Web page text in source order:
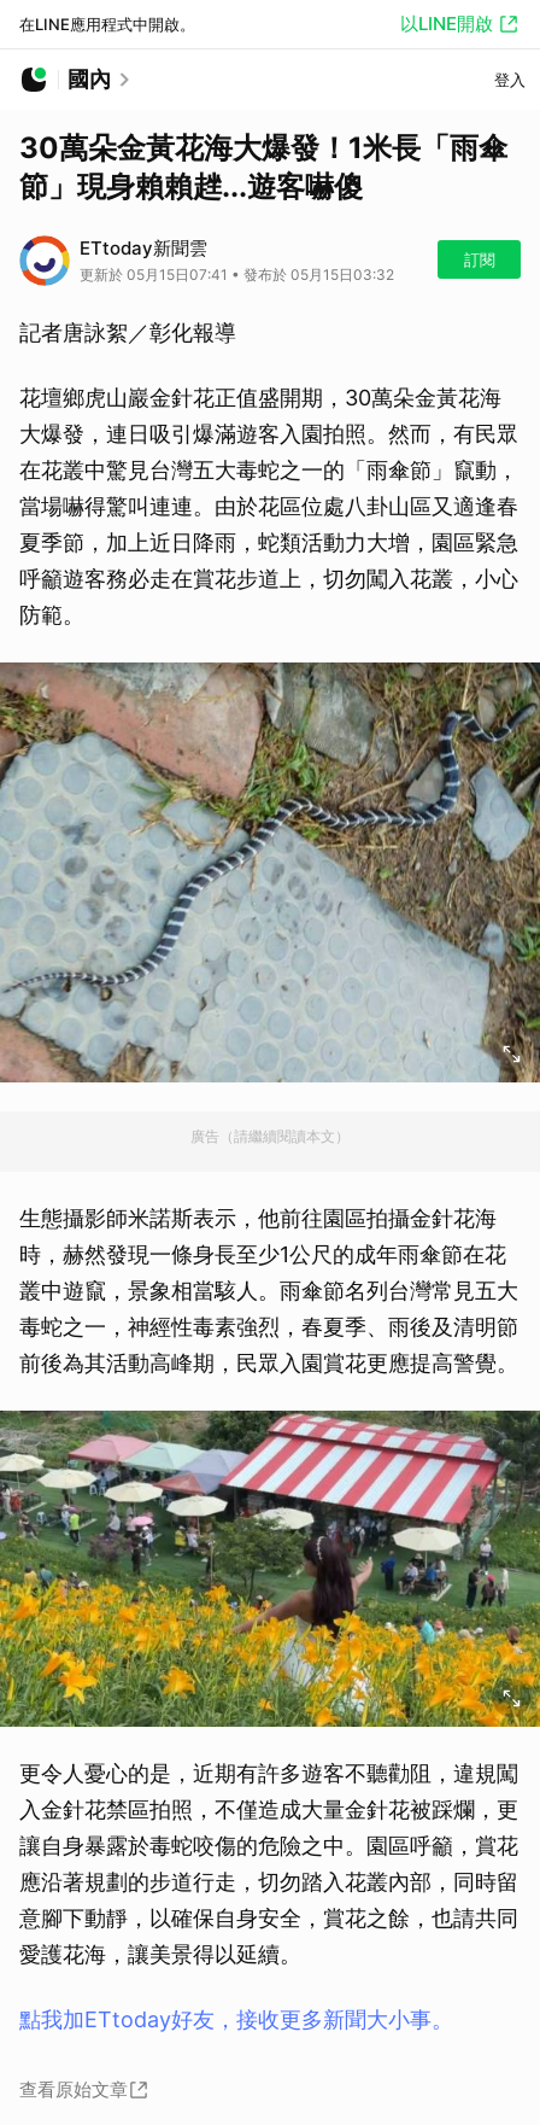
在LINE應用程式中開啟。 以LINE開啟
國內 登入
30萬朵金黃花海大爆發！1米長「雨傘
節」現身賴賴趖...遊客嚇傻
ETtoday新聞雲
更新於 05月15日07:41 • 發布於 05月15日03:32
訂閱
記者唐詠絮／彰化報導
花壇鄉虎山巖金針花正值盛開期，30萬朵金黃花海
大爆發，連日吸引爆滿遊客入園拍照。然而，有民眾
在花叢中驚見台灣五大毒蛇之一的「雨傘節」竄動，
當場嚇得驚叫連連。由於花區位處八卦山區又適逢春
夏季節，加上近日降雨，蛇類活動力大增，園區緊急
呼籲遊客務必走在賞花步道上，切勿闖入花叢，小心
防範。
廣告（請繼續閱讀本文）
生態攝影師米諾斯表示，他前往園區拍攝金針花海
時，赫然發現一條身長至少1公尺的成年雨傘節在花
叢中遊竄，景象相當駭人。雨傘節名列台灣常見五大
毒蛇之一，神經性毒素強烈，春夏季、雨後及清明節
前後為其活動高峰期，民眾入園賞花更應提高警覺。
更令人憂心的是，近期有許多遊客不聽勸阻，違規闖
入金針花禁區拍照，不僅造成大量金針花被踩爛，更
讓自身暴露於毒蛇咬傷的危險之中。園區呼籲，賞花
應沿著規劃的步道行走，切勿踏入花叢內部，同時留
意腳下動靜，以確保自身安全，賞花之餘，也請共同
愛護花海，讓美景得以延續。
點我加ETtoday好友，接收更多新聞大小事。
查看原始文章